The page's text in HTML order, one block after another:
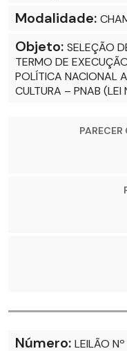
Modalidade:
Objeto: SELEÇÃO
TERMO DE
POLÍTICA NACIONAL
CULTURA – PNAB
Número: LEILÃO